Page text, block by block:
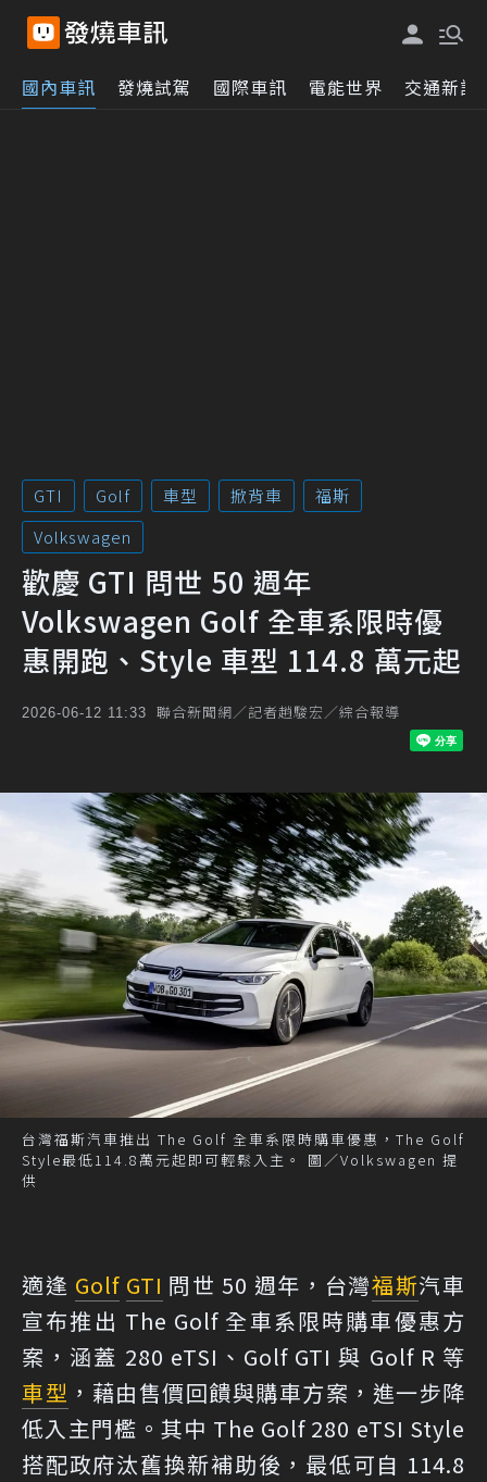
國內車訊 發燒試駕 國際車訊 電能世界 交通新訊
GTI Golf 車型 掀背車
福斯
Volkswagen
歡慶 GTI 問世 50 週年
Volkswagen Golf 全車系限時優
惠開跑、Style 車型 114.8 萬元起
2026-06-12 11:33 聯合新聞網／記者趙駿宏／綜合報導
台灣福斯汽車推出 The Golf 全車系限時購車優惠，The Golf
Style最低114.8萬元起即可輕鬆入主。 圖／Volkswagen 提
供
適逢 Golf GTI 問世 50 週年，台灣福斯汽車
宣布推出 The Golf 全車系限時購車優惠方
案，涵蓋 280 eTSI、Golf GTI 與 Golf R 等
車型 ，藉由售價回饋與購車方案，進一步降
低入主門檻。其中 The Golf 280 eTSI Style
搭配政府汰舊換新補助後，最低可自 114.8